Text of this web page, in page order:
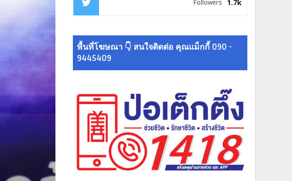
1.7k
Followers
พื้นที่โฆษณา 👇 สนใจติดต่อ คุณแม็กกี้ 090 -
9445409